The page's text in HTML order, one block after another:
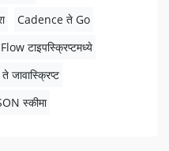
Cadence ते Go
Flow टाइपस्क्रिप्टमध्ये
जावास्क्रिप्ट
स्कीमा